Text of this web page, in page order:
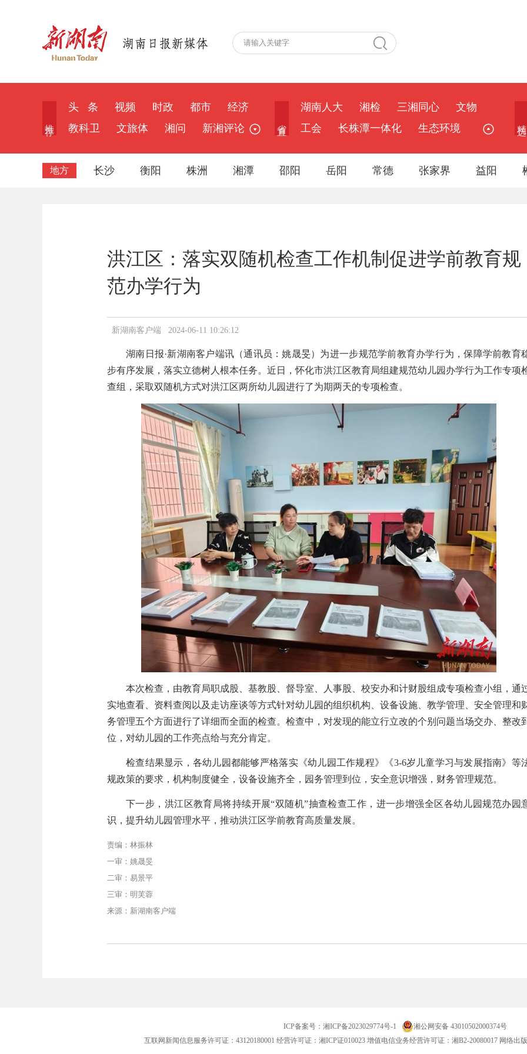
头 条 视频 时政 都市
经济
教科卫
文旅体 湘问 新湘评论
湖南人大 湘检 三湘同心
文物
工会
长株潭一体化 生态环境
地方 长沙 衡阳 株洲 湘潭 邵阳 岳阳 常德 张家界 益阳
洪江区：落实双随机检查工作机制促进学前教育规
范办学行为
新湖南客户端 2024-06-11 10:26:12
湖南日报·新湖南客户端讯（通讯员：姚晟旻）为进一步规范学前教育办学行为，保障学前教育
步有序发展，落实立德树人根本任务。近日，怀化市洪江区教育局组建规范幼儿园办学行为工作专项
查组，采取双随机方式对洪江区两所幼儿园进行了为期两天的专项检查。
本次检查，由教育局职成股、基教股、督导室、人事股、校安办和计财股组成专项检查小组，通
实地查看、资料查阅以及走访座谈等方式针对幼儿园的组织机构、设备设施、教学管理、安全管理和
务管理五个方面进行了详细而全面的检查。检查中，对发现的能立行立改的个别问题当场交办、整改
位，对幼儿园的工作亮点给与充分肯定。
检查结果显示，各幼儿园都能够严格落实《幼儿园工作规程》《3-6岁儿童学习与发展指南》等
规政策的要求，机构制度健全，设备设施齐全，园务管理到位，安全意识增强，财务管理规范。
下一步，洪江区教育局将持续开展“双随机”抽查检查工作，进一步增强全区各幼儿园规范办园
识，提升幼儿园管理水平，推动洪江区学前教育高质量发展。
责编：林振林
一审：姚晟旻
二审：易景平
三审：明芙蓉
来源：新湖南客户端
ICP备案号： 湘ICP备2023029774号-1
湘公网安备 43010502000374号
互联网新闻信息服务许可证：43120180001 经营许可证：湘ICP证010023 增值电信业务经营许可证：湘B2-20080017 网络出